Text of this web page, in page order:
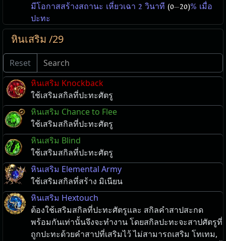
มีโอกาสสร้างสถานะ เหี่ยวเฉา 2 วินาที (0—20)% เมื่อ
ปะทะ
หินเสริม /29
Reset
หินเสริม Knockback
ใช้เสริมสกิลที่ปะทะศัตรู
หินเสริม Chance to Flee
ใช้เสริมสกิลที่ปะทะศัตรู
หินเสริม Blind
ใช้เสริมสกิลที่ปะทะศัตรู
หินเสริม Elemental Army
ใช้เสริมสกิลที่สร้าง มิเนียน
หินเสริม Hextouch
ต้องใช้เสริมสกิลที่ปะทะศัตรูและ สกิลคำสาปสะกด
พร้อมกันเท่านั้นจึงจะทำงาน โดยสกิลปะทะจะสาปศัตรูที่
ถูกปะทะด้วยคำสาปที่เสริมไว้ ไม่สามารถเสริม โทเทม,